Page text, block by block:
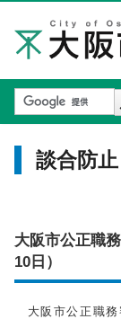
談合防止
大阪市公正職
10日）
大阪市公正職務